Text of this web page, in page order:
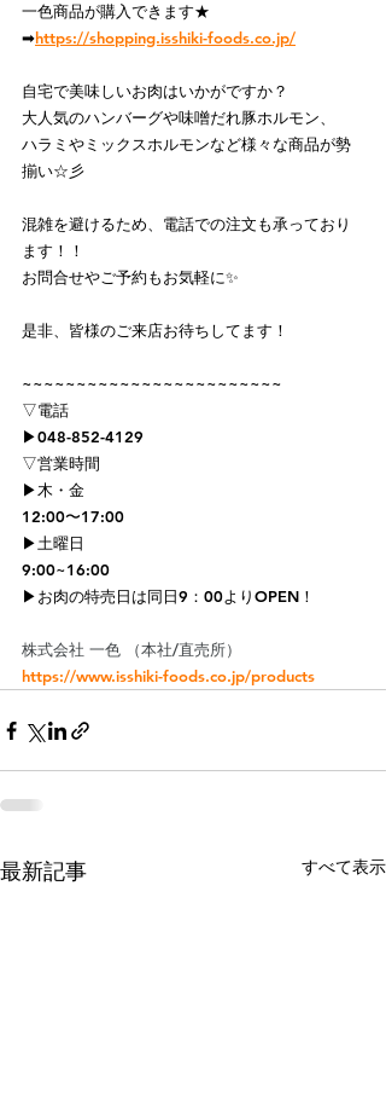
一色商品が購入できます★
➡https://shopping.isshiki-foods.co.jp/
自宅で美味しいお肉はいかがですか？
大人気のハンバーグや味噌だれ豚ホルモン、
ハラミやミックスホルモンなど様々な商品が勢
揃い☆彡
混雑を避けるため、電話での注文も承っており
ます！！
お問合せやご予約もお気軽に✨
是非、皆様のご来店お待ちしてます！
~~~~~~~~~~~~~~~~~~~~~~~~
⁡▽電話
▶048-852-4129
▽営業時間
▶︎木・金
12:00〜17:00
▶︎土曜日
9:00~16:00
▶︎お肉の特売日は同日9：00よりOPEN！
株式会社 一色 （本社/直売所）
https://www.isshiki-foods.co.jp/products
最新記事 すべて表示